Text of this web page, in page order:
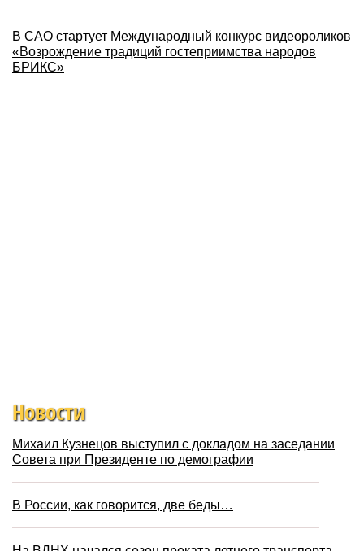
В САО стартует Международный конкурс видеороликов
«Возрождение традиций гостеприимства народов
БРИКС»
Новости
Михаил Кузнецов выступил с докладом на заседании
Совета при Президенте по демографии
В России, как говорится, две беды…